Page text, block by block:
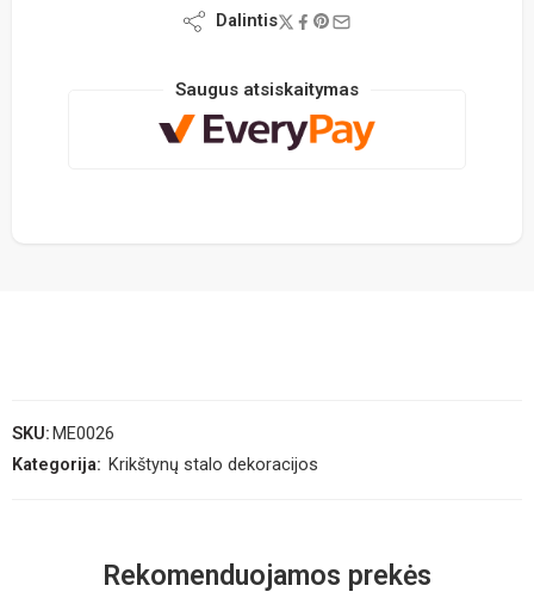
Dalintis
Saugus atsiskaitymas
SKU:ME0026
Kategorija: Krikštynų stalo dekoracijos
Rekomenduojamos prekės